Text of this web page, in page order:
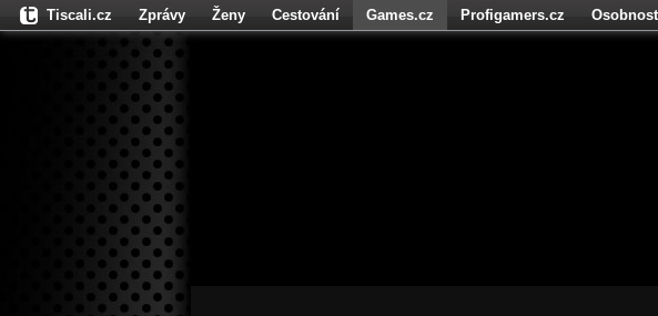
Tiscali.cz Zprávy Ženy Cestování Games.cz Profigamers.cz
Fights.cz